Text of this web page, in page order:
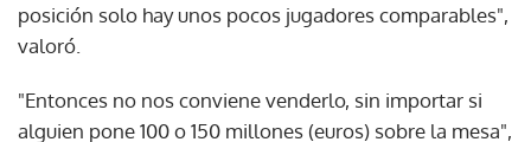
posición solo hay unos pocos jugadores comparables",
valoró.
"Entonces no nos conviene venderlo, sin importar si
alguien pone 100 o 150 millones (euros) sobre la mesa",